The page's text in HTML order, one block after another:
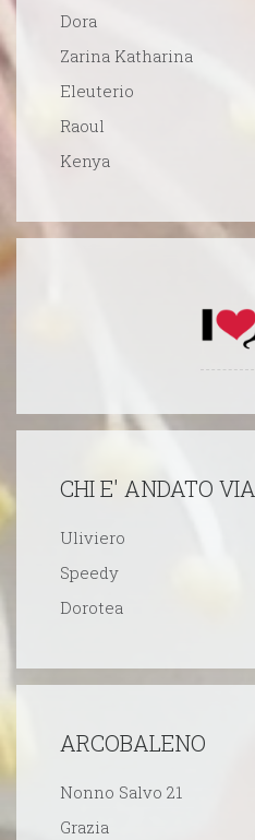
Dora
Zarina Katharina
Eleuterio
Raoul
Kenya
CHI E' ANDATO VIA
Uliviero
Speedy
Dorotea
ARCOBALENO
Nonno Salvo 21
Grazia